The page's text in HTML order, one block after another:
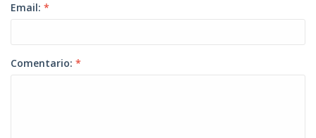
Email: *
Comentario: *